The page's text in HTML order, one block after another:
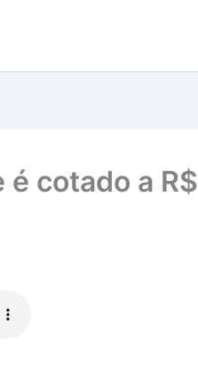
é cotado a R$